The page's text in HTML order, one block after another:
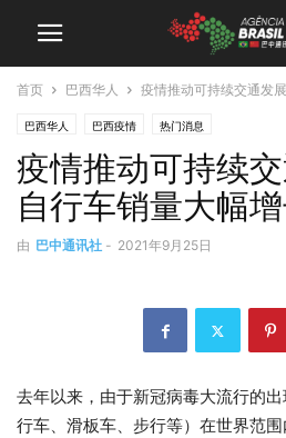
首页 巴西华人 疫情推动可持续交通发
巴西华人 巴西疫情 热门消息
疫情推动可持续
自行车销量大幅
由 巴中通讯社 - 2021年9月25日
去年以来，由于新冠病毒大流行的
行车、滑板车、步行等）在世界范